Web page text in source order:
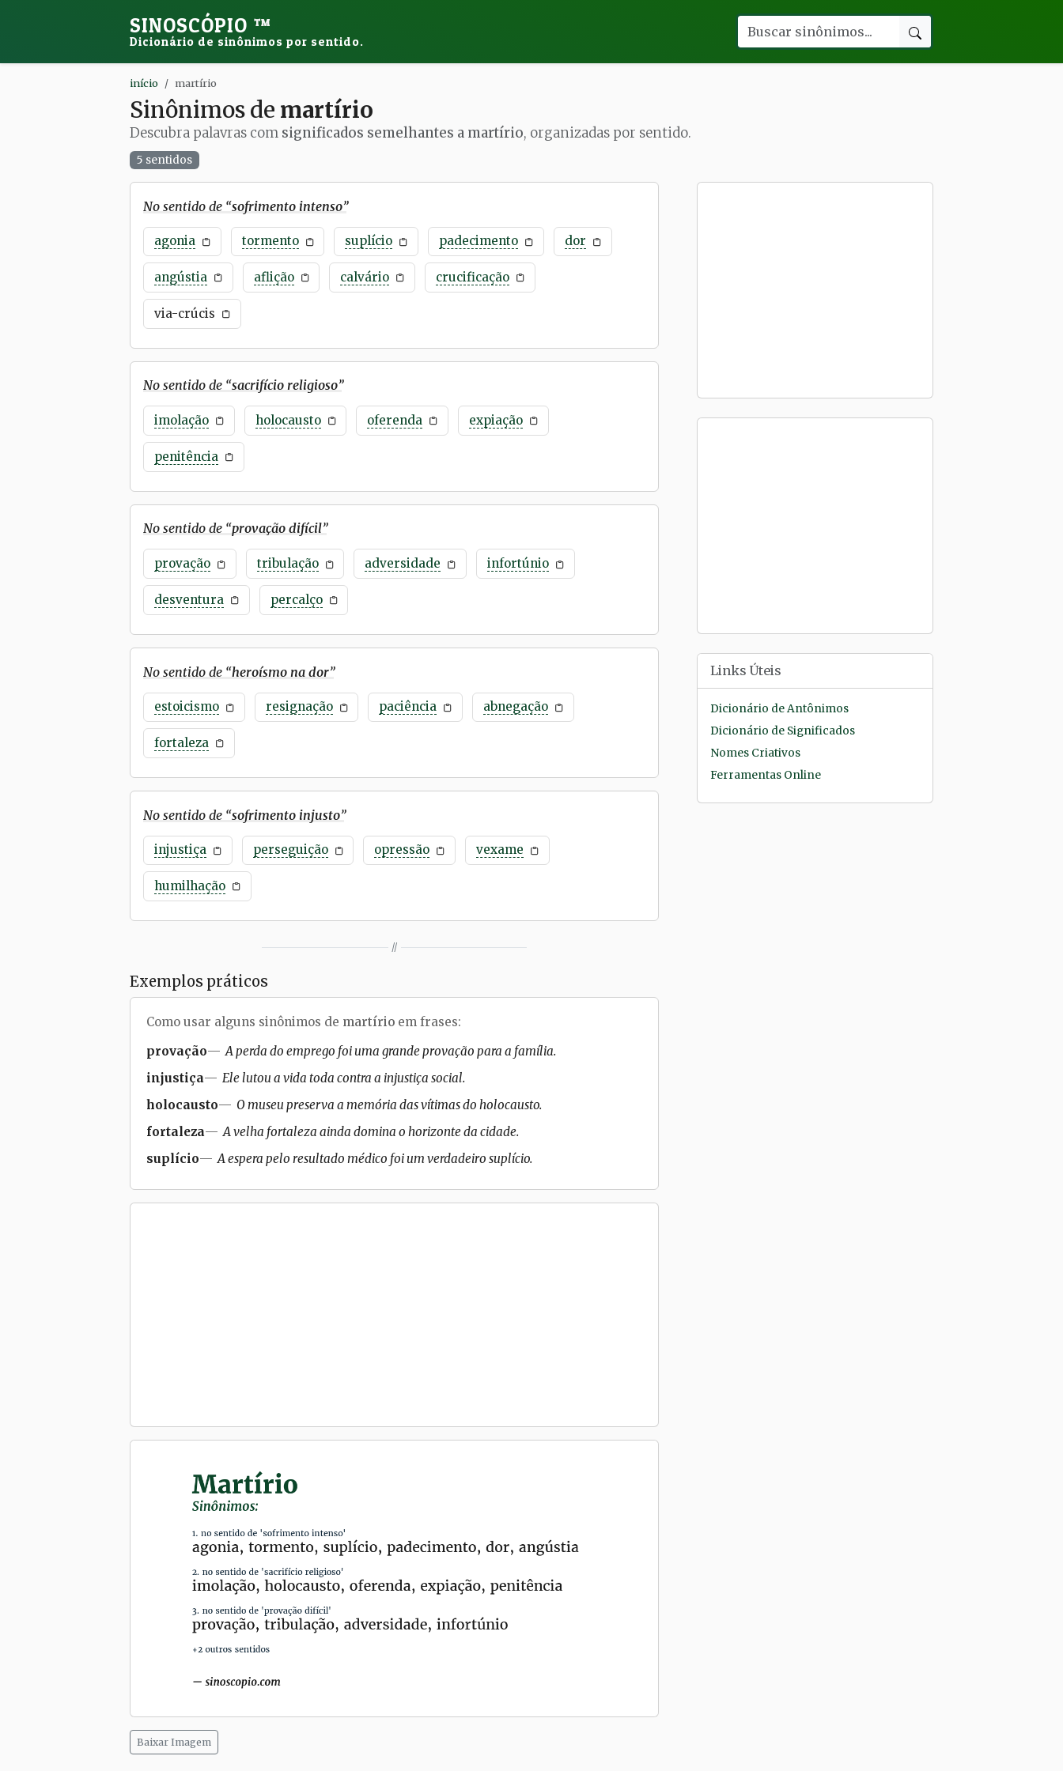
SINOSCÓPIO ™
Dicionário de sinônimos por sentido.
início martírio
Sinônimos de martírio
Descubra palavras com significados semelhantes a martírio, organizadas por sentido.
5 sentidos
No sentido de “sofrimento intenso”
agonia tormento suplício padecimento dor
angústia aflição calvário crucificação
via-crúcis
No sentido de “sacrifício religioso”
imolação holocausto oferenda expiação
penitência
No sentido de “provação difícil”
provação tribulação adversidade infortúnio
desventura percalço
No sentido de “heroísmo na dor”
estoicismo resignação paciência abnegação
fortaleza
No sentido de “sofrimento injusto”
injustiça perseguição opressão vexame
humilhação
//
Exemplos práticos
Como usar alguns sinônimos de martírio em frases:
provação
A perda do emprego foi uma grande provação para a família.
injustiça
Ele lutou a vida toda contra a injustiça social.
holocausto
O museu preserva a memória das vítimas do holocausto.
fortaleza
A velha fortaleza ainda domina o horizonte da cidade.
suplício
A espera pelo resultado médico foi um verdadeiro suplício.
Baixar Imagem
Links Úteis
Dicionário de Antônimos
Dicionário de Significados
Nomes Criativos
Ferramentas Online